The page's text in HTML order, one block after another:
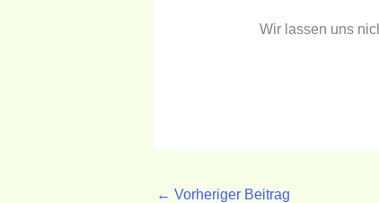
Wir lassen uns
← Vorheriger Beitrag